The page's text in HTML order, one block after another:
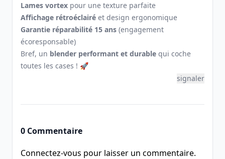
Lames vortex pour une texture parfaite
Affichage rétroéclairé et design ergonomique
Garantie réparabilité 15 ans (engagement
écoresponsable)
Bref, un blender performant et durable qui coche
toutes les cases ! 🚀
signaler
0 Commentaire
Connectez-vous pour laisser un commentaire.